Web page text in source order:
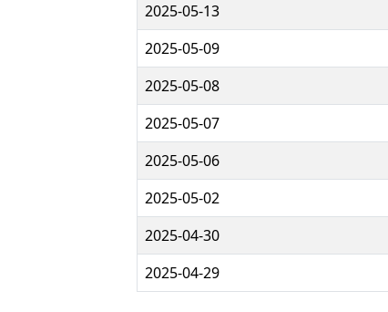
2025-05-13
2025-05-09
2025-05-08
2025-05-07
2025-05-06
2025-05-02
2025-04-30
2025-04-29